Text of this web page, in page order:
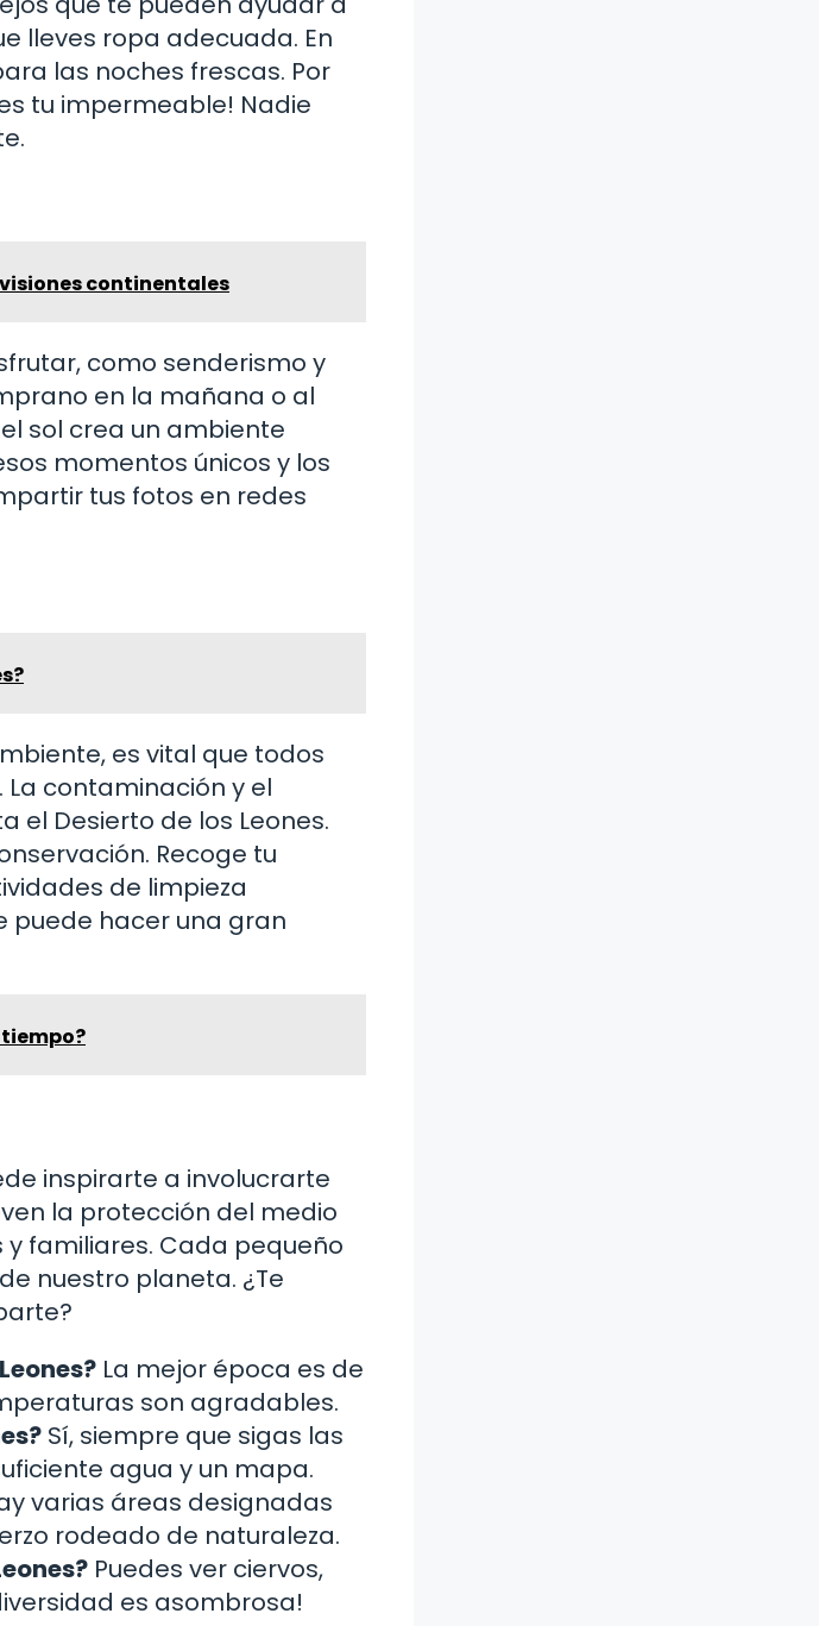
lleves ropa adecuada. En
las noches frescas. Por
tu impermeable! Nadie
continentales
como senderismo y
en la mañana o al
sol crea un ambiente
momentos únicos y los
tus fotos en redes
es vital que todos
contaminación y el
el Desierto de los Leones.
Recoge tu
de limpieza
puede hacer una gran
inspirarte a involucrarte
la protección del medio
familiares. Cada pequeño
nuestro planeta. ¿Te
La mejor época es de
son agradables.
Sí, siempre que sigas las
agua y un mapa.
varias áreas designadas
rodeado de naturaleza.
Puedes ver ciervos,
es asombrosa!